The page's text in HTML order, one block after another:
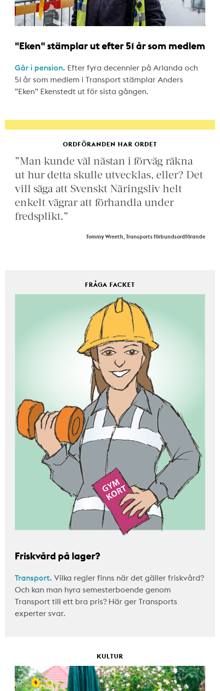
"Eken" stämplar ut efter 51 år som medlem
Går i pension. Efter fyra decennier på Arlanda och
51 år som medlem i Transport stämplar Anders
”Eken” Ekenstedt ut för sista gången.
ORDFÖRANDEN HAR ORDET
”Man kunde väl nästan i förväg räkna
ut hur detta skulle utvecklas, eller? Det
vill säga att Svenskt Näringsliv helt
enkelt vägrar att förhandla under
fredsplikt.”
Tommy Wreeth, Transports förbundsordförande
FRÅGA FACKET
Friskvård på lager?
Transport. Vilka regler finns när det gäller friskvård?
Och kan man hyra semesterboende genom
Transport till ett bra pris? Här ger Transports
experter svar.
KULTUR